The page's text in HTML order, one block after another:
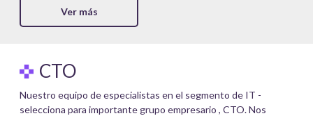
Ver más
CTO
Nuestro equipo de especialistas en el segmento de IT -
selecciona para importante grupo empresario , CTO. Nos